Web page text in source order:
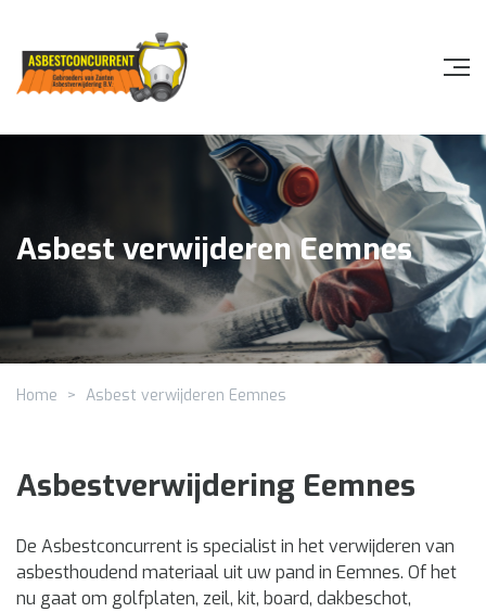
Asbest verwijderen Eemnes
Home > Asbest verwijderen Eemnes
Asbestverwijdering Eemnes
De Asbestconcurrent is specialist in het verwijderen van
asbesthoudend materiaal uit uw pand in Eemnes. Of het
nu gaat om golfplaten, zeil, kit, board, dakbeschot,